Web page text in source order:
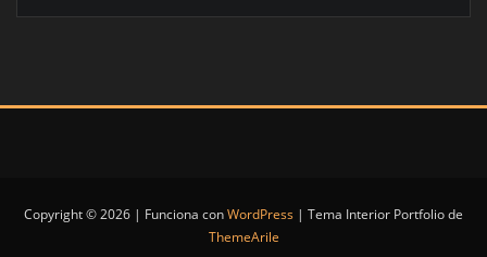
Copyright © 2026 | Funciona conWordPress | Tema Interior Portfolio de
ThemeArile